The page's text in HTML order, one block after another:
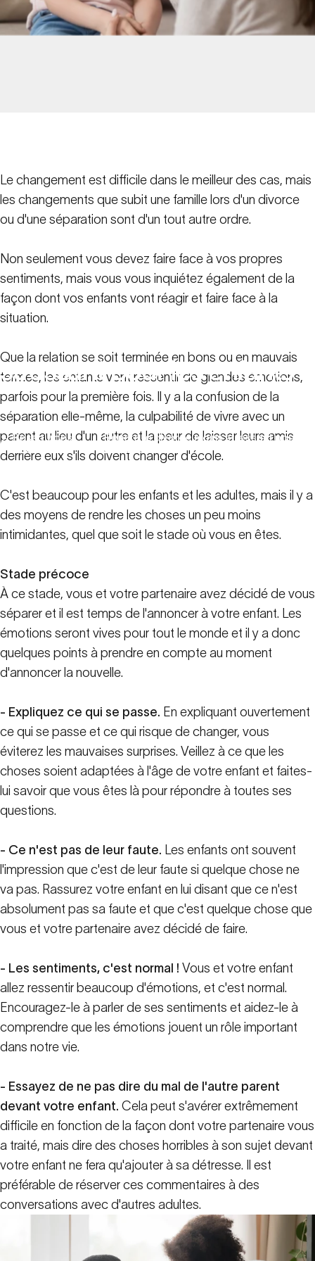
stressant pourlesenfants
23 mars 2023
Ressources
familiales
Rendre le divorce moins stressant pour les
enfants
Le changement est difficile dans le meilleur des cas, mais
les changements que subit une famille lors d'un divorce
ou d'une séparation sont d'un tout autre ordre.
Non seulement vous devez faire face à vos propres
sentiments, mais vous vous inquiétez également de la
façon dont vos enfants vont réagir et faire face à la
situation.
Que la relation se soit terminée en bons ou en mauvais
termes, les enfants vont ressentir de grandes émotions,
parfois pour la première fois. Il y a la confusion de la
séparation elle-même, la culpabilité de vivre avec un
parent au lieu d'un autre et la peur de laisser leurs amis
derrière eux s'ils doivent changer d'école.
C'est beaucoup pour les enfants et les adultes, mais il y a
des moyens de rendre les choses un peu moins
intimidantes, quel que soit le stade où vous en êtes.
Stade précoce
À ce stade, vous et votre partenaire avez décidé de vous
séparer et il est temps de l'annoncer à votre enfant. Les
émotions seront vives pour tout le monde et il y a donc
quelques points à prendre en compte au moment
d'annoncer la nouvelle.
- Expliquez ce qui se passe. En expliquant ouvertement
ce qui se passe et ce qui risque de changer, vous
éviterez les mauvaises surprises. Veillez à ce que les
choses soient adaptées à l'âge de votre enfant et faites-
lui savoir que vous êtes là pour répondre à toutes ses
questions.
- Ce n'est pas de leur faute. Les enfants ont souvent
l'impression que c'est de leur faute si quelque chose ne
va pas. Rassurez votre enfant en lui disant que ce n'est
absolument pas sa faute et que c'est quelque chose que
vous et votre partenaire avez décidé de faire.
- Les sentiments, c'est normal ! Vous et votre enfant
allez ressentir beaucoup d'émotions, et c'est normal.
Encouragez-le à parler de ses sentiments et aidez-le à
comprendre que les émotions jouent un rôle important
dans notre vie.
- Essayez de ne pas dire du mal de l'autre parent
devant votre enfant. Cela peut s'avérer extrêmement
difficile en fonction de la façon dont votre partenaire vous
a traité, mais dire des choses horribles à son sujet devant
votre enfant ne fera qu'ajouter à sa détresse. Il est
préférable de réserver ces commentaires à des
conversations avec d'autres adultes.